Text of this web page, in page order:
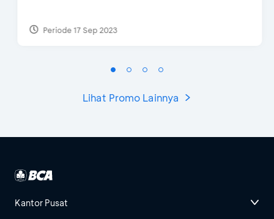
Periode 17 Sep 2023
Lihat Promo Lainnya
Kantor Pusat